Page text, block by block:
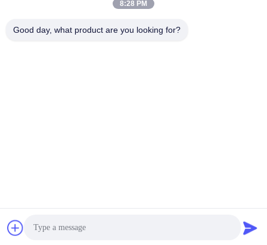
8:28 PM
Good day, what product are you looking for?